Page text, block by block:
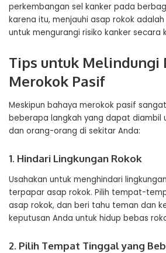
perkembangan sel kanker pada
karena itu, menjauhi asap rokok
untuk mengurangi risiko kanker secara
Tips untuk Melindungi
Merokok Pasif
Meskipun bahaya merokok pasif
beberapa langkah yang dapat diambil
dan orang-orang di sekitar Anda:
1. Hindari Lingkungan Rokok
Usahakan untuk menghindari
terpapar asap rokok. Pilih tempat-
asap rokok, dan beri tahu teman dan
keputusan Anda untuk hidup bebas
2. Pilih Tempat Tinggal yang